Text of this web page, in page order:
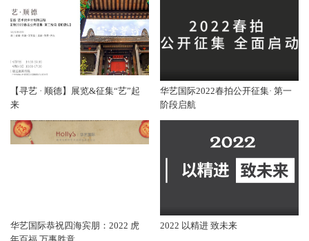
【寻艺 · 顺德】展览&征集“艺”起
来
华艺国际2022春拍公开征集· 第一
阶段启航
华艺国际恭祝四海宾朋：2022 虎
2022 以精进 致未来